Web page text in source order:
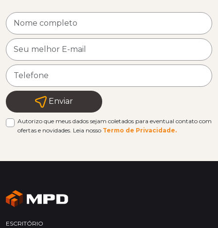
Enviar
Autorizo que meus dados sejam coletados para eventual contato com
ofertas e novidades. Leia nosso Termo de Privacidade.
ESCRITÓRIO